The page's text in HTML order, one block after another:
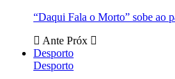
“Daqui Fala o Morto” sobe ao
Ante Próx
Desporto
Desporto